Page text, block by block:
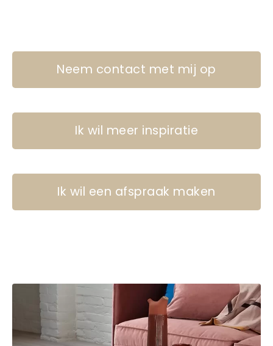
Neem contact met mij op
Ik wil meer inspiratie
Ik wil een afspraak maken